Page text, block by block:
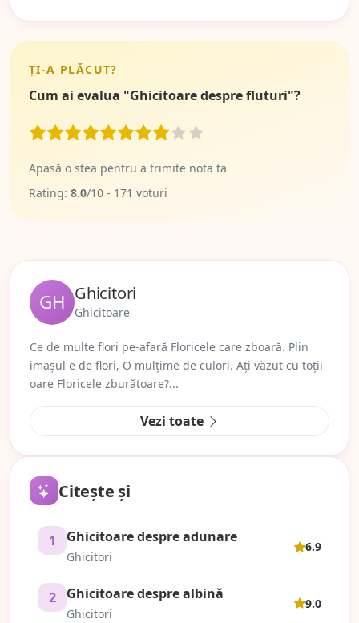
ȚI-A PLĂCUT?
Cum ai evalua "Ghicitoare despre fluturi"?
Apasă o stea pentru a trimite nota ta
Rating: 8.0/10 - 171 voturi
GH Ghicitori
Ghicitoare
Ce de multe flori pe-afară Floricele care zboară. Plin
imaşul e de flori, O mulţime de culori. Aţi văzut cu toţii
oare Floricele zburătoare?...
Vezi toate
Citește și
1 Ghicitoare despre adunare
Ghicitori
6.9
2 Ghicitoare despre albină
Ghicitori
9.0